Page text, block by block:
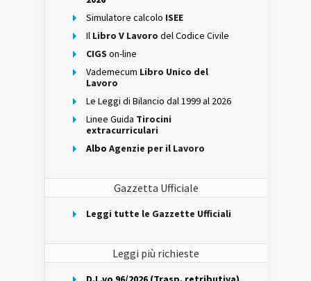
Simulatore calcolo ISEE
Il Libro V Lavoro del Codice Civile
CIGS on-line
Vademecum Libro Unico del
Lavoro
Le Leggi di Bilancio dal 1999 al 2026
Linee Guida Tirocini
extracurriculari
Albo Agenzie per il Lavoro
Gazzetta Ufficiale
Leggi tutte le Gazzette Ufficiali
Leggi più richieste